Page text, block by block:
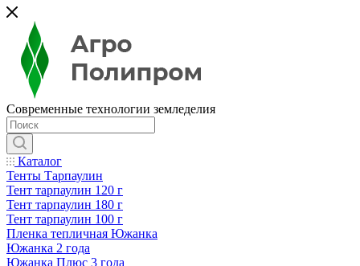
Современные технологии земледелия
Каталог
Тенты Тарпаулин
Тент тарпаулин 120 г
Тент тарпаулин 180 г
Тент тарпаулин 100 г
Пленка тепличная Южанка
Южанка 2 года
Южанка Плюс 3 года